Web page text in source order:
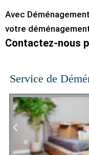
Avec
votre
Contactez-nous
Service de